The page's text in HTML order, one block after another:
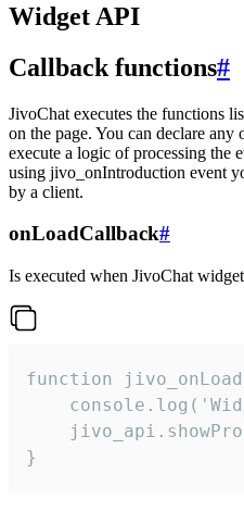
Widget API
Callback functions#
JivoChat executes the functions
on the page. You can declare any
execute a logic of processing the
using jivo_onIntroduction event
by a client.
onLoadCallback#
Is executed when JivoChat
function
}